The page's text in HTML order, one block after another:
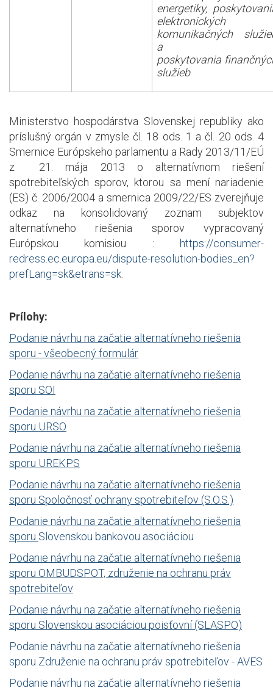
energetiky,
elektronických
komunikačných
a
poskytovania
služieb
Ministerstvo hospodárstva Slovenskej republiky ako
príslušný orgán v zmysle čl. 18 ods. 1 a čl. 20 ods. 4
Smernice Európskeho parlamentu a Rady 2013/11/EÚ
z 21. mája 2013 o alternatívnom riešení
spotrebiteľských sporov, ktorou sa mení nariadenie
(ES) č. 2006/2004 a smernica 2009/22/ES zverejňuje
odkaz na konsolidovaný zoznam subjektov
alternatívneho riešenia sporov vypracovaný
Európskou komisiou :https://consumer-
redress.ec.europa.eu/dispute-resolution-bodies_en?
prefLang=sk&etrans=sk
Prílohy:
Podanie návrhu na začatie alternatívneho riešenia
sporu -všeobecný formulár
Podanie návrhu na začatie alternatívneho riešenia
sporu SOI
Podanie návrhu na začatie alternatívneho riešenia
sporu URSO
Podanie návrhu na začatie alternatívneho riešenia
sporu UREKPS
Podanie návrhu na začatie alternatívneho riešenia
sporu Spoločnosť ochrany spotrebiteľov (S.O.S.)
Podanie návrhu na začatie alternatívneho riešenia
sporu Slovenskou bankovou asociáciou
Podanie návrhu na začatie alternatívneho riešenia
sporu OMBUDSPOT, združenie na ochranu práv
spotrebiteľov
Podanie návrhu na začatie alternatívneho riešenia
sporu Slovenskou asociáciou poisťovní (SLASPO)
Podanie návrhu na začatie alternatívneho riešenia
sporu Združenie na ochranu práv spotrebiteľov - AVES
Podanie návrhu na začatie alternatívneho riešenia